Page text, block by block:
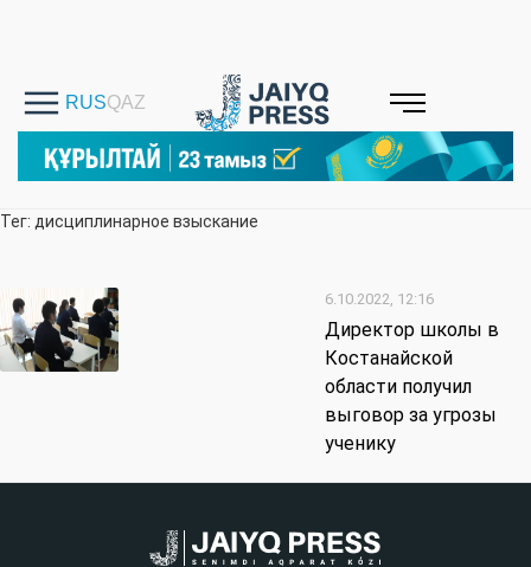
Тег: дисциплинарное взыскание
6.10.2022, 12:16
Директор школы в
Костанайской
области получил
выговор за угрозы
ученику